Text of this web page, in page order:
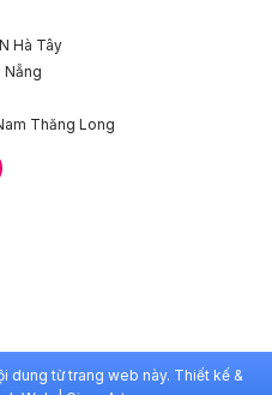
Hà Tây
Thăng Long
dung từ trang web này. Thiết kế &